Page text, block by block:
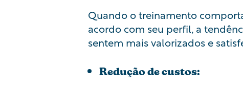
Quando o treinamento
acordo com seu perfil, a
sentem mais valorizados e
Redução de custos: